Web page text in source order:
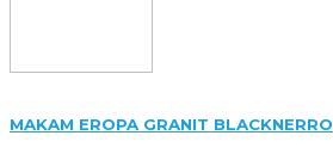
MAKAM EROPA GRANIT BLACKNERRO